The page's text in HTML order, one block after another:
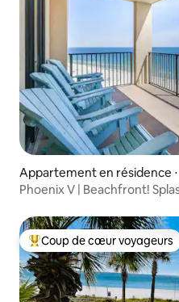
Appartement en résidence
Phoenix V | Beachfront!
Coups de cœur voyageurs
Coup de cœur voyageurs